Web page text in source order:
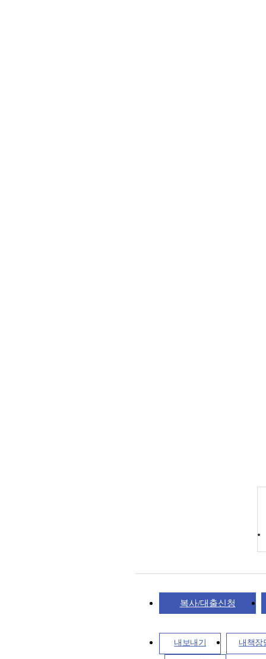
복사/대출신청
내보내기 내책장